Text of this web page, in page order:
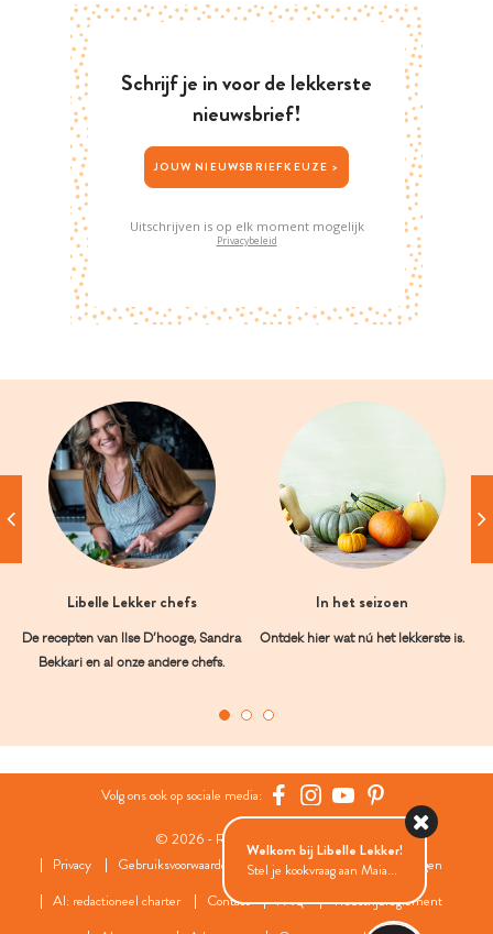
Schrijf je in voor de lekkerste
nieuwsbrief!
JOUW NIEUWSBRIEFKEUZE >
Uitschrijven is op elk moment mogelijk
Privacybeleid
Libelle Lekker chefs
De recepten van Ilse D’hooge, Sandra
Bekkari en al onze andere chefs.
In het seizoen
Ontdek hier wat nú het lekkerste is.
Volg ons ook op sociale media:
© 2026 - Roularta Media Group
Privacy
Gebruiksvoorwaarden Cookies
Cookies instellingen
AI: redactioneel charter
Contact FAQ
Wedstrijdreglement
Welkom bij Libelle Lekker!
Stel je kookvraag aan Maia...